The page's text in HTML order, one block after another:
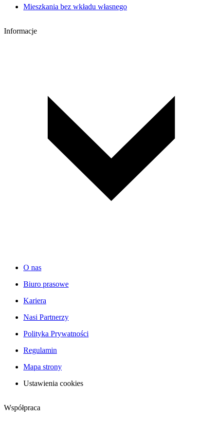
Mieszkania bez wkładu własnego
Informacje
O nas
Biuro prasowe
Kariera
Nasi Partnerzy
Polityka Prywatności
Regulamin
Mapa strony
Ustawienia cookies
Współpraca